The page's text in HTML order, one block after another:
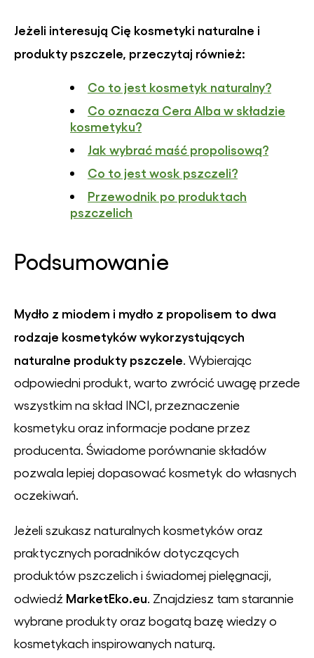
Jeżeli interesują Cię kosmetyki naturalne i
produkty pszczele, przeczytaj również:
Co to jest kosmetyk naturalny?
Co oznacza Cera Alba w składzie
kosmetyku?
Jak wybrać maść propolisową?
Co to jest wosk pszczeli?
Przewodnik po produktach
pszczelich
Podsumowanie
Mydło z miodem i mydło z propolisem to dwa
rodzaje kosmetyków wykorzystujących
naturalne produkty pszczele . Wybierając
odpowiedni produkt, warto zwrócić uwagę przede
wszystkim na skład INCI, przeznaczenie
kosmetyku oraz informacje podane przez
producenta. Świadome porównanie składów
pozwala lepiej dopasować kosmetyk do własnych
oczekiwań.
Jeżeli szukasz naturalnych kosmetyków oraz
praktycznych poradników dotyczących
produktów pszczelich i świadomej pielęgnacji,
odwiedź MarketEko.eu . Znajdziesz tam starannie
wybrane produkty oraz bogatą bazę wiedzy o
kosmetykach inspirowanych naturą.